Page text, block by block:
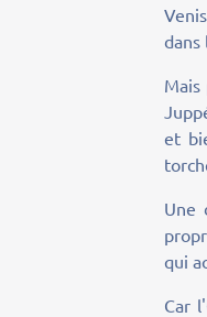
dans
Mais
et
Une
qui
Car